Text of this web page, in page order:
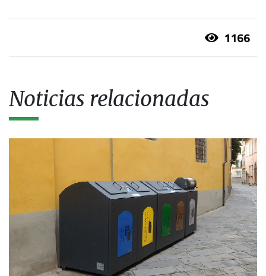
1166
Noticias relacionadas